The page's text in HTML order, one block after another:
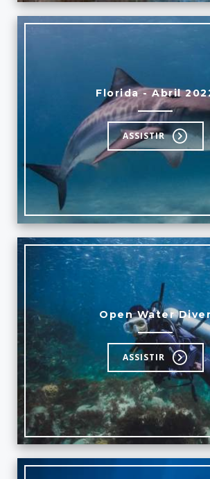
Florida - Abril
ASSISTIR
Open Water Diver
ASSISTIR